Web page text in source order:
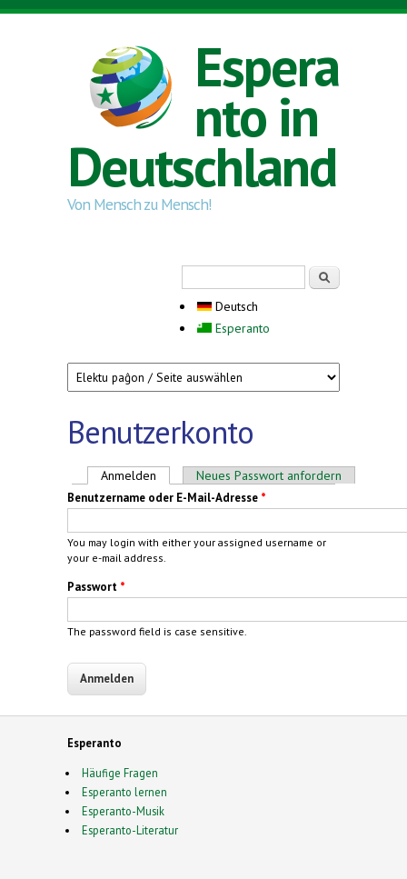
Direkt zum Inhalt
Espera
nto in
Deutschland
Von Mensch zu Mensch!
Deutsch
Esperanto
Benutzerkonto
Haupt-Reiter
Anmelden (aktiver Reiter)
Neues Passwort anfordern
Benutzername oder E-Mail-Adresse *
You may login with either your assigned username or
your e-mail address.
Passwort *
The password field is case sensitive.
Esperanto
Häufige Fragen
Esperanto lernen
Esperanto-Musik
Esperanto-Literatur